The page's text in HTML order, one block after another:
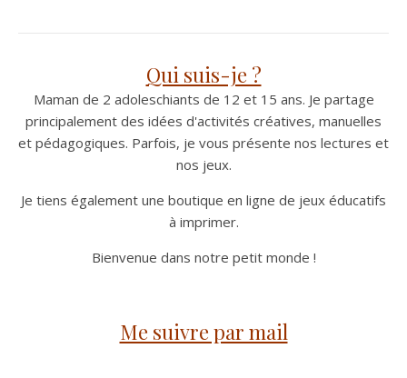
Qui suis-je ?
Maman de 2 adoleschiants de 12 et 15 ans. Je partage
principalement des idées d'activités créatives, manuelles
et pédagogiques. Parfois, je vous présente nos lectures et
nos jeux.
Je tiens également une boutique en ligne de jeux éducatifs
à imprimer.
Bienvenue dans notre petit monde !
Me suivre par mail